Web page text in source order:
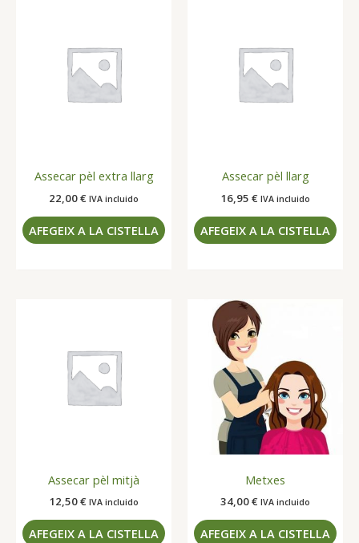
Assecar pèl extra llarg
22,00€ IVA incluido
AFEGEIX A LA CISTELLA
Assecar pèl llarg
16,95 € IVA incluido
AFEGEIX A LA CISTELLA
Assecar pèl mitjà
12,50€ IVA incluido
AFEGEIX A LA CISTELLA
Metxes
34,00€ IVA incluido
AFEGEIX A LA CISTELLA